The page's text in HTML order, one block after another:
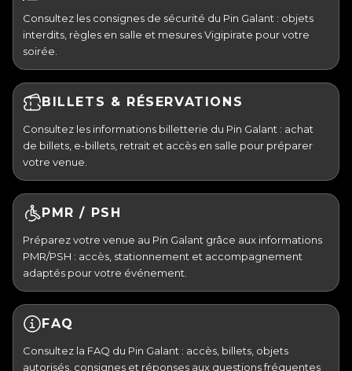
Consultez les consignes de sécurité du Pin Galant : objets
interdits, règles en salle et mesures Vigipirate pour votre
soirée.
BILLETS & RÉSERVATIONS
Consultez les informations billetterie du Pin Galant : achat
de billets, e-billets, retrait et accès en salle pour préparer
votre venue.
PMR / PSH
Préparez votre venue au Pin Galant grâce aux informations
PMR/PSH : accès, stationnement et accompagnement
adaptés pour votre événement.
FAQ
Consultez la FAQ du Pin Galant : accès, billets, objets
autorisés, consignes et réponses aux questions fréquentes